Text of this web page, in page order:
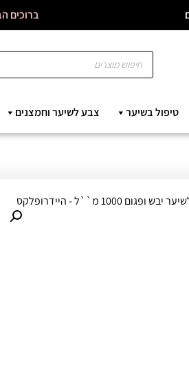
ברוכים
טיפול בשיער צבע לשיער וחמצנים